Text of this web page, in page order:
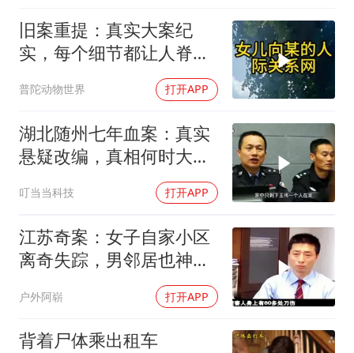
奋力开创中国式现代化建设新局面
旧案重提：真实大案纪
实，每个细节都让人脊背
普陀动物世界 打开APP
湖北随州七年血案：真实
悬疑改编，真相何时大
叮当当科技 打开APP
江苏奇案：女子自家小区
离奇失踪，男邻居也神秘
户外阿崭 打开APP
背着尸体乘出租车